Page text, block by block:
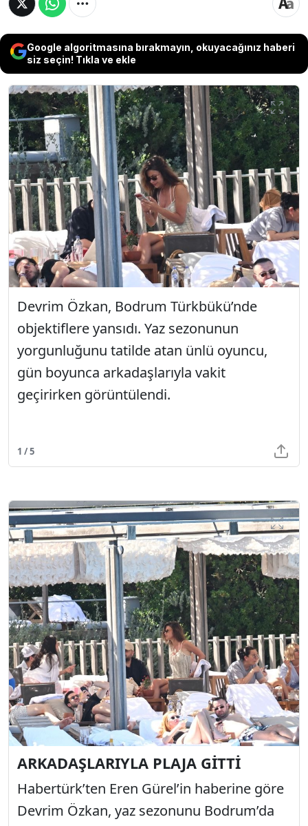
Google algoritmasına bırakmayın, okuyacağınız haberi
siz seçin! Tıkla ve ekle
Devrim Özkan, Bodrum Türkbükü’nde
objektiflere yansıdı. Yaz sezonunun
yorgunluğunu tatilde atan ünlü oyuncu,
gün boyunca arkadaşlarıyla vakit
geçirirken görüntülendi.
1 / 5
ARKADAŞLARIYLA PLAJA GİTTİ
Habertürk’ten Eren Gürel’in haberine göre
Devrim Özkan, yaz sezonunu Bodrum’da